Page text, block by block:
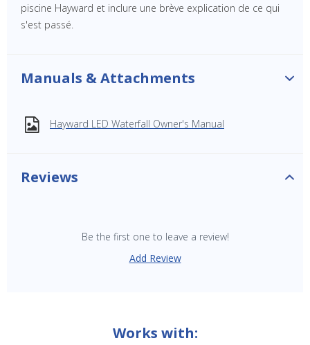
piscine Hayward et inclure une brève explication de ce qui
s'est passé.
Manuals & Attachments
Hayward LED Waterfall Owner's Manual
Reviews
Be the first one to leave a review!
Add Review
Works with: